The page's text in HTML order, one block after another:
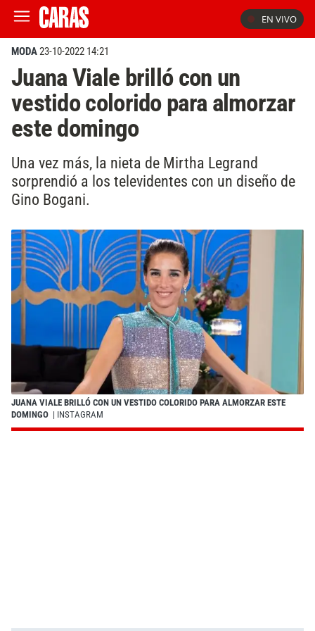
EN VIVO
MODA23-10-2022 14:21
Juana Viale brilló con un
vestido colorido para almorzar
este domingo
Una vez más, la nieta de Mirtha Legrand
sorprendió a los televidentes con un diseño de
Gino Bogani.
JUANA VIALE BRILLÓ CON UN VESTIDO COLORIDO PARA ALMORZAR ESTE
DOMINGO | INSTAGRAM